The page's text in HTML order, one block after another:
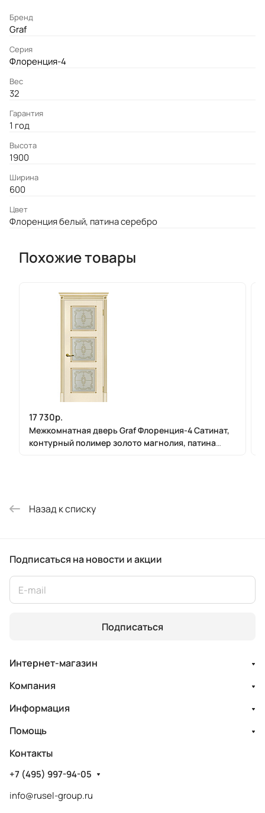
Бренд
Graf
Серия
Флоренция-4
Вес
32
Гарантия
1 год
Высота
1900
Ширина
600
Цвет
Флоренция белый, патина серебро
Похожие товары
17 730р.
Межкомнатная дверь Graf Флоренция-4 Сатинат,
контурный полимер золото магнолия, патина
Назад к списку
Подписаться на новости и акции
Подписаться
Интернет-магазин
Компания
Информация
Помощь
Контакты
+7 (495) 997-94-05
info@rusel-group.ru